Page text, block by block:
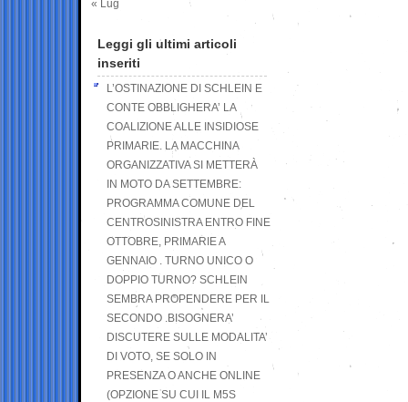
« Lug
Leggi gli ultimi articoli
inseriti
L’OSTINAZIONE DI SCHLEIN E
CONTE OBBLIGHERA’ LA
COALIZIONE ALLE INSIDIOSE
PRIMARIE. LA MACCHINA
ORGANIZZATIVA SI METTERÀ
IN MOTO DA SETTEMBRE:
PROGRAMMA COMUNE DEL
CENTROSINISTRA ENTRO FINE
OTTOBRE, PRIMARIE A
GENNAIO . TURNO UNICO O
DOPPIO TURNO? SCHLEIN
SEMBRA PROPENDERE PER IL
SECONDO .BISOGNERA’
DISCUTERE SULLE MODALITA’
DI VOTO, SE SOLO IN
PRESENZA O ANCHE ONLINE
(OPZIONE SU CUI IL M5S